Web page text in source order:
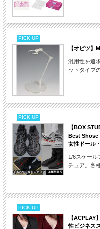
PICK UP
【オビツ】
汎用性を追
ットタイプ
PICK UP
【BOX
Best Shose
女性ドール
1/6スケール
チュア。各
PICK UP
【
性ビジネス